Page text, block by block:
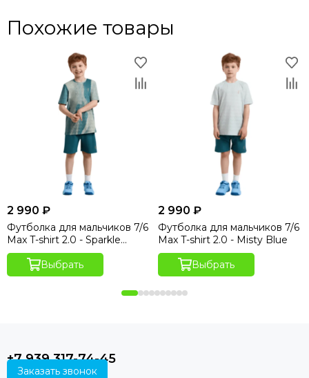
Похожие товары
2 990 ₽
Футболка для мальчиков 7/6
Max T-shirt 2.0 - Sparkle
Hydro Print
Выбрать
2 990 ₽
Футболка для мальчиков 7/6
Max T-shirt 2.0 - Misty Blue
Выбрать
+7 939 317-74-45
Заказать звонок